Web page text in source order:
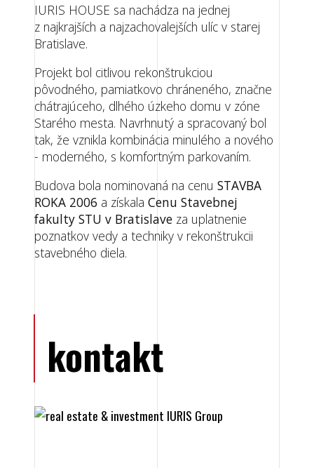
IURIS HOUSE sa nachádza na jednej
z najkrajších a najzachovalejších ulíc v starej
Bratislave.
Projekt bol citlivou rekonštrukciou
pôvodného, pamiatkovo chráneného, značne
chátrajúceho, dlhého úzkeho domu v zóne
Starého mesta. Navrhnutý a spracovaný bol
tak, že vznikla kombinácia minulého a nového
- moderného, s komfortným parkovaním.
Budova bola nominovaná na cenuSTAVBA
ROKA 2006 a získalaCenu Stavebnej
fakulty STU v Bratislave za uplatnenie
poznatkov vedy a techniky v rekonštrukcii
stavebného diela.
kontakt